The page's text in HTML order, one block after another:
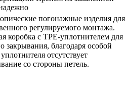
погонажные изделия для
регулируемого монтажа.
коробка с TPE-уплотнителем для
закрывания, благодаря особой
отсутствует
со стороны петель.